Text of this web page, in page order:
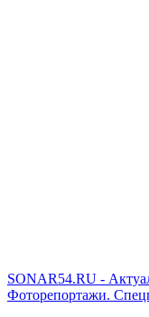
SONAR54.RU -
Фоторепортажи.